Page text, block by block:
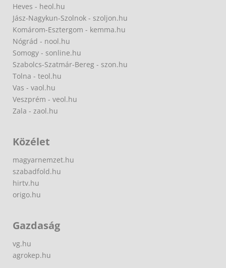
Heves - heol.hu
Jász-Nagykun-Szolnok - szoljon.hu
Komárom-Esztergom - kemma.hu
Nógrád - nool.hu
Somogy - sonline.hu
Szabolcs-Szatmár-Bereg - szon.hu
Tolna - teol.hu
Vas - vaol.hu
Veszprém - veol.hu
Zala - zaol.hu
Közélet
magyarnemzet.hu
szabadfold.hu
hirtv.hu
origo.hu
Gazdaság
vg.hu
agrokep.hu